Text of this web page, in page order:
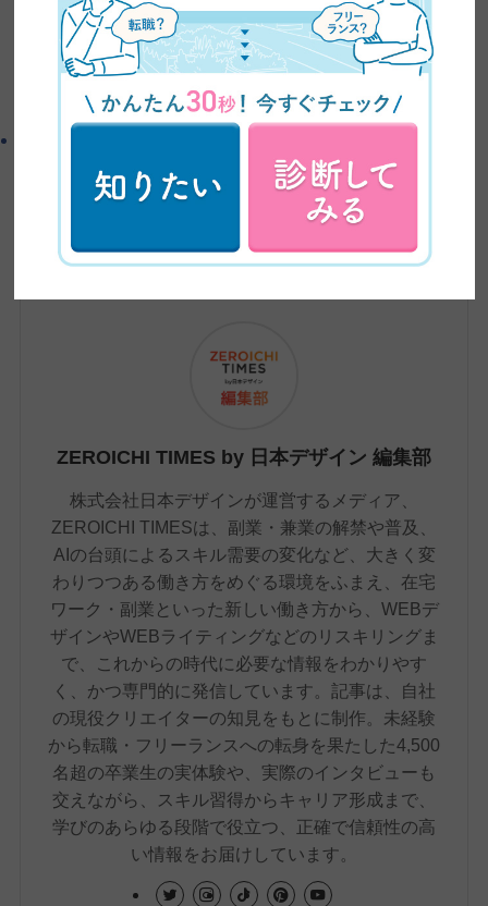
CanvaデザインTips
よかったらシェアしてね！
この記事を書いた人
ZEROICHI TIMES by 日本デザイン 編集部
株式会社日本デザインが運営するメディア、
ZEROICHI TIMESは、副業・兼業の解禁や普及、
AIの台頭によるスキル需要の変化など、大きく変
わりつつある働き方をめぐる環境をふまえ、在宅
ワーク・副業といった新しい働き方から、WEBデ
ザインやWEBライティングなどのリスキリングま
で、これからの時代に必要な情報をわかりやす
く、かつ専門的に発信しています。記事は、自社
の現役クリエイターの知見をもとに制作。未経験
から転職・フリーランスへの転身を果たした4,500
名超の卒業生の実体験や、実際のインタビューも
交えながら、スキル習得からキャリア形成まで、
学びのあらゆる段階で役立つ、正確で信頼性の高
い情報をお届けしています。